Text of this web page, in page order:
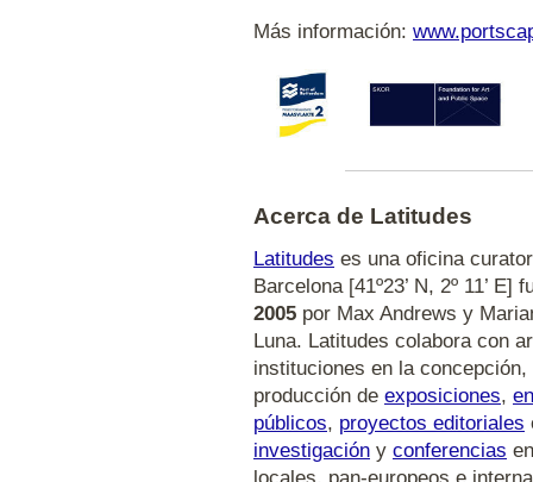
Más información:
Acerca de Latitudes
Latitudes es una oficina
Barcelona [41º23’ N, 2º 11’ E]
2005 por Max Andrews y
Luna. Latitudes colabora con
instituciones en la
producción de exposiciones,
públicos, proyectos editoriales
investigación y conferencias